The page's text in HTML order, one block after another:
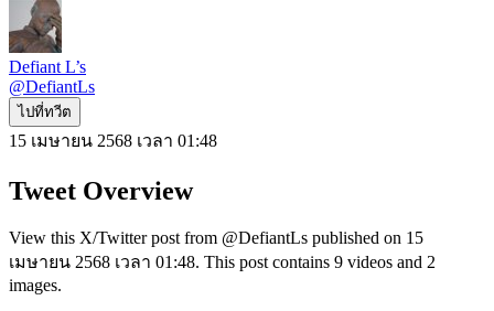
Defiant L’s
@DefiantLs
ไปที่ทวีต
15 เมษายน 2568 เวลา 01:48
Tweet Overview
View this X/Twitter post from @DefiantLs published on 15
เมษายน 2568 เวลา 01:48. This post contains 9 videos and 2
images.